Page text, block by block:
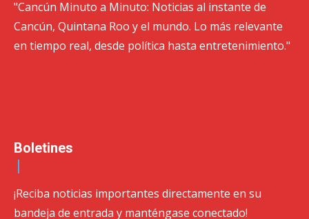
"Cancún Minuto a Minuto: Noticias al instante de
Cancún, Quintana Roo y el mundo. Lo más relevante
en tiempo real, desde política hasta entretenimiento."
Boletines
¡Reciba noticias importantes directamente en su
bandeja de entrada y manténgase conectado!